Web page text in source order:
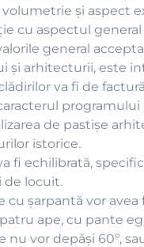
şi aspect
cu aspectul general
general
şi arhitecturii, este
va fi de
programului
de pastişe
istorice.
fi echilibrată,
de locuit.
cu şarpantă vor
ape, cu pante
nu vor depăşi 60º,